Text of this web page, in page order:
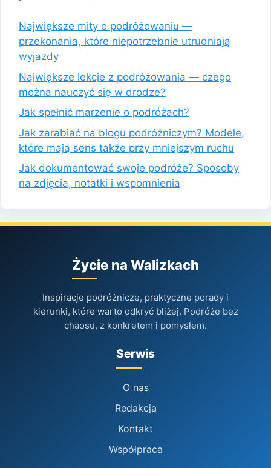
Największe mity o podróżowaniu —
przekonania, które niepotrzebnie utrudniają
wyjazdy
Największe lekcje z podróżowania — czego
można nauczyć się w drodze?
Jak spełnić marzenie o podróżach?
Jak zarabiać na blogu podróżniczym? Modele,
które mają sens także przy mniejszym ruchu
Jak dokumentować swoje podróże? Sposoby
na zdjęcia, notatki i wspomnienia
Życie na Walizkach
Inspiracje podróżnicze, praktyczne porady i
kierunki, które warto odkryć bliżej. Podróże bez
chaosu, z konkretem i pomysłem.
Serwis
O nas
Redakcja
Kontakt
Współpraca